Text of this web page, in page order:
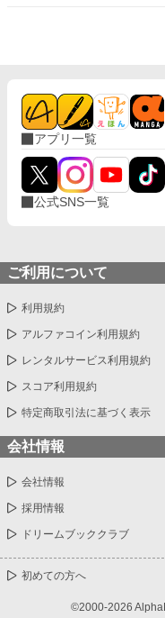
アプリ一覧
公式SNS一覧
ご利用について
利用規約
アルファコイン利用規約
レンタルサービス利用規約
スコア利用規約
特定商取引法に基づく表示
会社情報
会社情報
採用情報
ドリームブッククラブ
初めての方へ
©2000-2026